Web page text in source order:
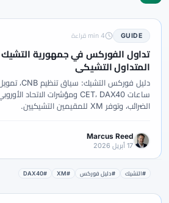
GUIDE 4 min قراءة
المتداول التشيكي
الضرائب، وتوفر XM للمقيمين التشيكيين.
Marcus Reed
17 أبريل 2026
#التشيك #دليل فوركس #XM
#DAX40